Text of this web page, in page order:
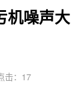
机噪声大
击：17